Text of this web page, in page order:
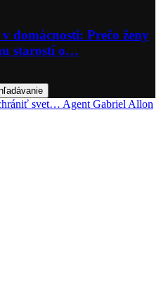
domácnosti: Prečo ženy
starostí o…
svet… Agent Gabriel Allon